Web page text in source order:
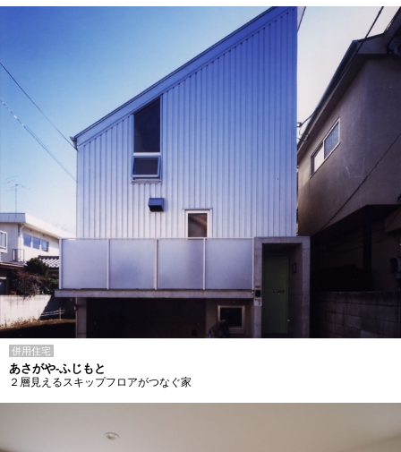
併用住宅
あさがや-ふじもと
２層見えるスキップフロアがつなぐ家